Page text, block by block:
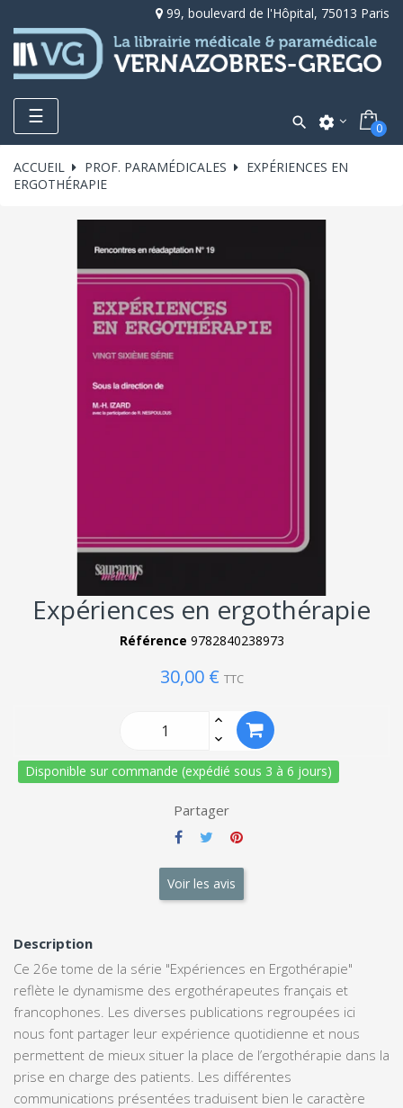
99, boulevard de l'Hôpital, 75013 Paris
Toggle
navigation
☰  settings 0
ACCUEIL PROF. PARAMÉDICALES
EXPÉRIENCES EN
ERGOTHÉRAPIE
Expériences en ergothérapie
Référence 9782840238973
30,00 € TTC
Disponible sur commande (expédié sous 3 à 6 jours)
Partager
Voir les avis
Description
Ce 26e tome de la série "Expériences en Ergothérapie"
reflète le dynamisme des ergothérapeutes français et
francophones. Les diverses publications regroupées ici
nous font partager leur expérience quotidienne et nous
permettent de mieux situer la place de l’ergothérapie dans la
prise en charge des patients. Les différentes
communications présentées traduisent bien le caractère